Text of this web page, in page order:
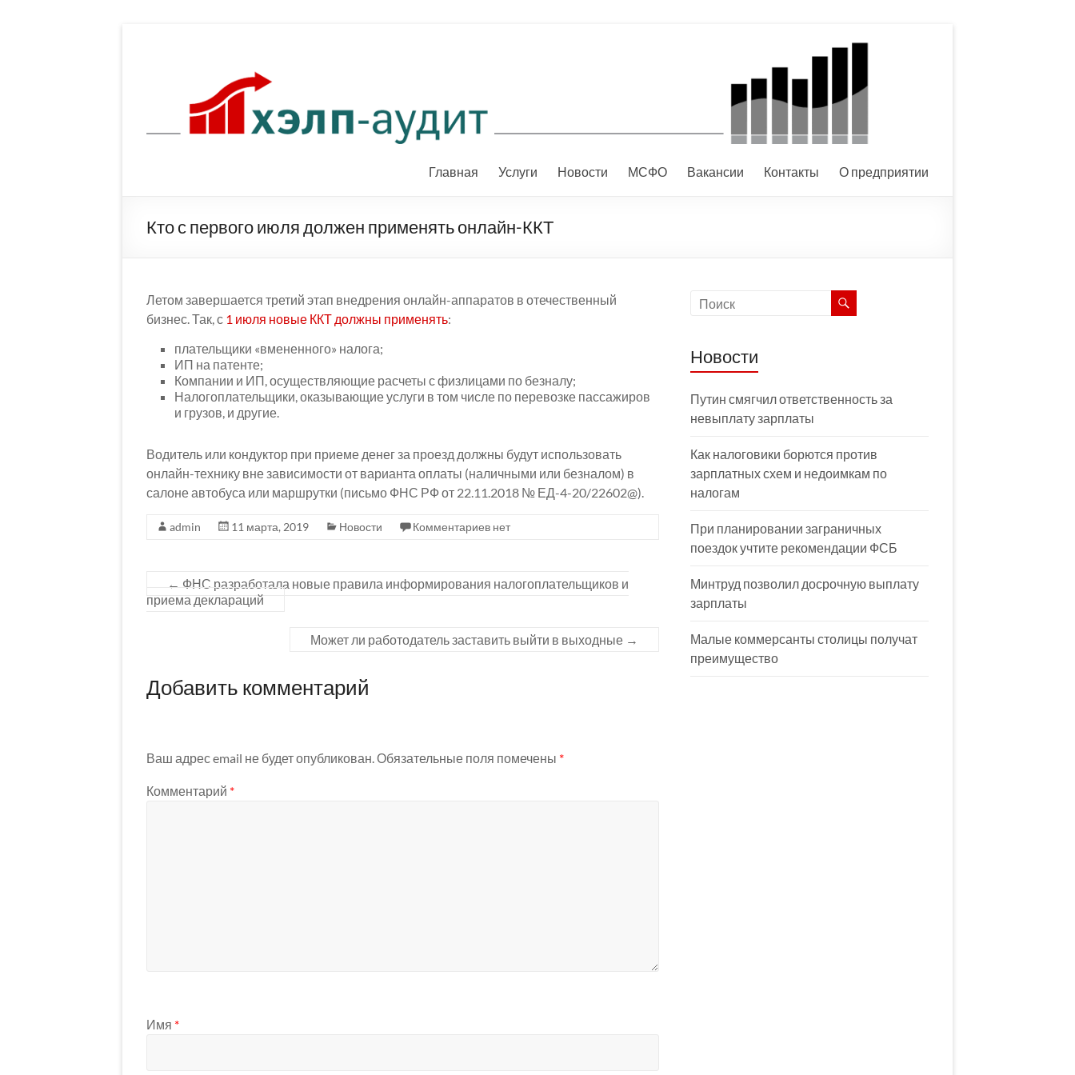
Главная Услуги Новости МСФО Вакансии Контакты О предприятии
Кто с первого июля должен применять онлайн-ККТ
Летом завершается третий этап внедрения онлайн-аппаратов в отечественный
бизнес. Так, с 1 июля новые ККТ должны применять:
плательщики «вмененного» налога;
ИП на патенте;
Компании и ИП, осуществляющие расчеты с физлицами по безналу;
Налогоплательщики, оказывающие услуги в том числе по перевозке пассажиров
и грузов, и другие.
Водитель или кондуктор при приеме денег за проезд должны будут использовать
онлайн-технику вне зависимости от варианта оплаты (наличными или безналом) в
салоне автобуса или маршрутки (письмо ФНС РФ от 22.11.2018 № ЕД-4-20/22602@).
admin 11 марта, 2019 Новости Комментариев нет
← ФНС разработала новые правила информирования налогоплательщиков и
приема деклараций
Может ли работодатель заставить выйти в выходные →
Добавить комментарий
Ваш адрес email не будет опубликован. Обязательные поля помечены *
Комментарий *
Имя *
Новости
Путин смягчил ответственность за
невыплату зарплаты
Как налоговики борются против
зарплатных схем и недоимкам по
налогам
При планировании заграничных
поездок учтите рекомендации ФСБ
Минтруд позволил досрочную выплату
зарплаты
Малые коммерсанты столицы получат
преимущество